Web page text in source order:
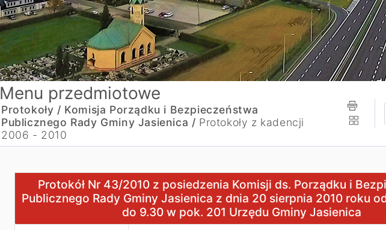
Menu przedmiotowe
Protokoły / Komisja Porządku i Bezpieczeństwa
Publicznego Rady Gminy Jasienica / Protokoły z kadencji
2006 - 2010
Protokół Nr 43/2010 z posiedzenia Komisji ds. Porządku i Bezpieczeństwa
Protokół Nr 43/2010 z posiedzenia Komisji ds. Porządku i
Publicznego Rady Gminy Jasienica z dnia 20 sierpnia 2010 roku
do 9.30 w pok. 201 Urzędu Gminy Jasienica